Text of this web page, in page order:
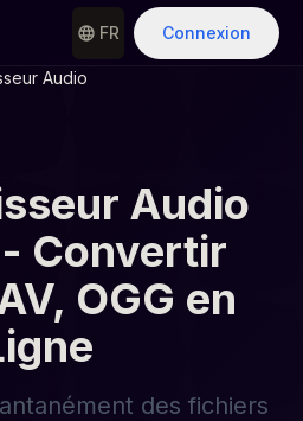
FR Connexion
Audio
Audio
Convertir
OGG en
des fichiers